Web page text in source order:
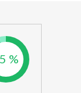
%